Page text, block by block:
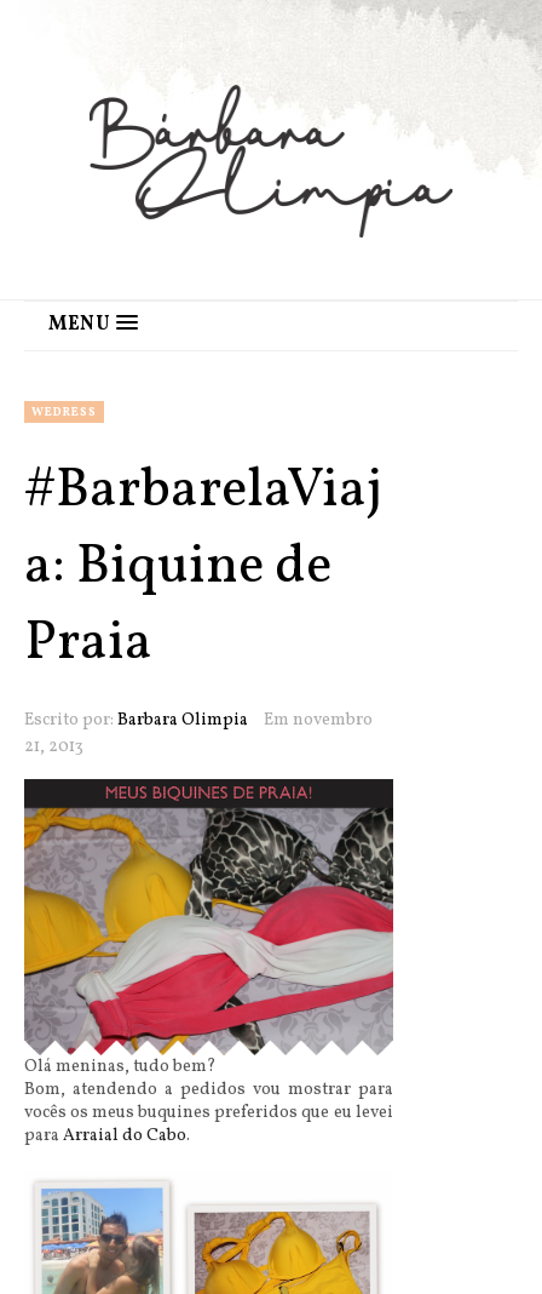
MENU
WEDRESS
#BarbarelaViaj
a: Biquine de
Praia
Escrito por: Barbara Olimpia
Em novembro
21, 2013
Olá meninas, tudo bem?
Bom, atendendo a pedidos vou mostrar para
vocês os meus buquines preferidos que eu levei
para Arraial do Cabo.